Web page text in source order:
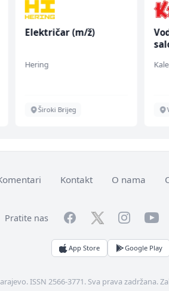
Električar (m/ž)
Hering
Široki Brijeg
Kontakt O nama
Pratite nas FacebookTwitterInstagram
App Store Google Play
ISSN 2566-3771. Sva prava zadržana.